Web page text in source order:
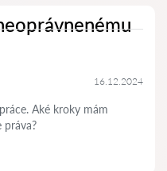
16.12.2024
Aké kroky mám
práva?